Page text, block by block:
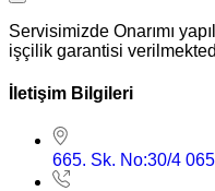
Servisimizde Onarımı
işçilik garantisi
İletişim Bilgileri
665. Sk. No:30/4